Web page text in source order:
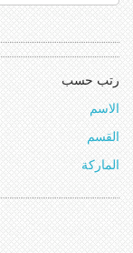
رتب حسب
الاسم
القسم
الماركة